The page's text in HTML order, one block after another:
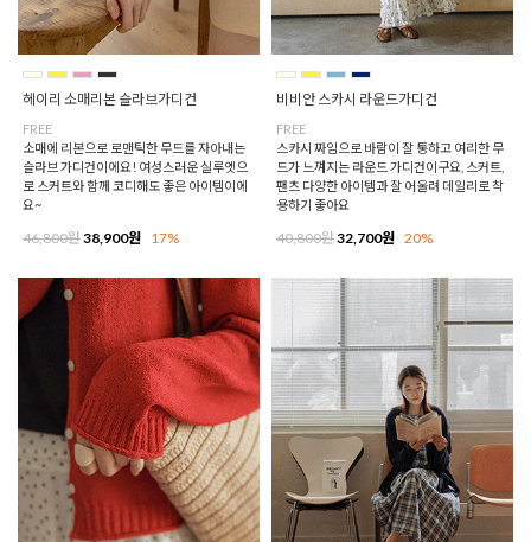
헤이리 소매리본 슬라브가디건
FREE
소매에 리본으로 로맨틱한 무드를 자아내는
슬라브 가디건이에요! 여성스러운 실루엣으
로 스커트와 함께 코디해도 좋은 아이템이에
요~
46,800원38,900원 17%
비비안 스카시 라운드가디건
FREE
스카시 짜임으로 바람이 잘 통하고 여리한 무
드가 느껴지는 라운드 가디건이구요, 스커트,
팬츠 다양한 아이템과 잘 어울려 데일리로 착
용하기 좋아요
40,800원32,700원 20%